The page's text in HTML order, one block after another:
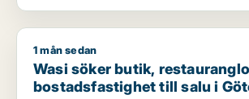
Wasi söker butik, restauranglokal eller
1 mån sedan
Wasi söker butik,
bostadsfastighet till salu i